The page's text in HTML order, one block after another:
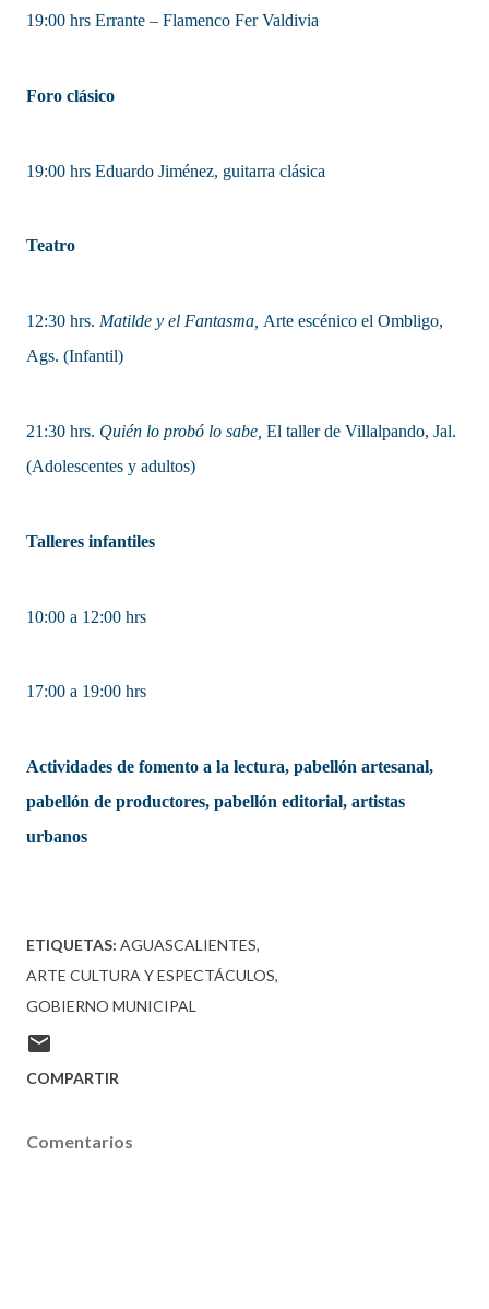
19:00 hrs Errante – Flamenco Fer Valdivia
Foro clásico
19:00 hrs Eduardo Jiménez, guitarra clásica
Teatro
12:30 hrs. Matilde y el Fantasma, Arte escénico el Ombligo,
Ags. (Infantil)
21:30 hrs. Quién lo probó lo sabe, El taller de Villalpando, Jal.
(Adolescentes y adultos)
Talleres infantiles
10:00 a 12:00 hrs
17:00 a 19:00 hrs
Actividades de fomento a la lectura, pabellón artesanal,
pabellón de productores, pabellón editorial, artistas
urbanos
ETIQUETAS: AGUASCALIENTES
ARTE CULTURA Y ESPECTÁCULOS
GOBIERNO MUNICIPAL
COMPARTIR
Comentarios